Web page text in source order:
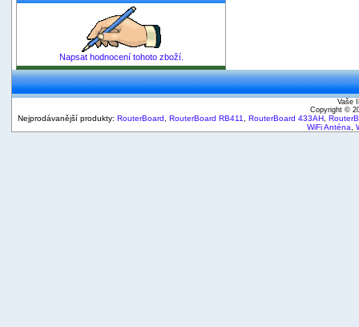
Napsat hodnocení tohoto zboží.
Vaše
Copyright ©
Nejprodávanější produkty: RouterBoard RouterBoard RB411 RouterBoard 433AH
WiFi Anténa